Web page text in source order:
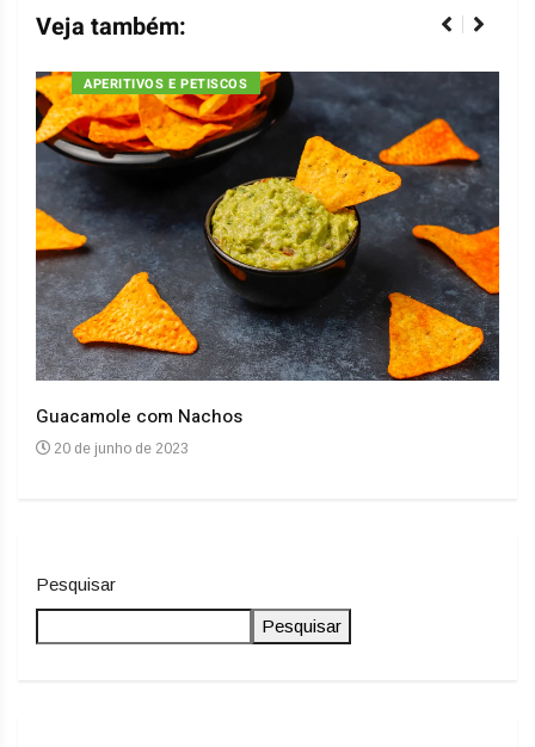
Veja também:
APERITIVOS E PETISCOS
Guacamole com Nachos
20 de junho de 2023
Pesquisar
Pesquisar